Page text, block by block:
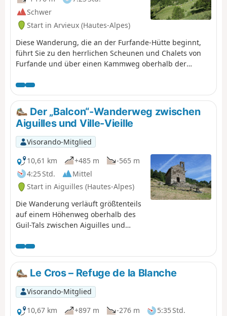
Schwer
Start in Arvieux (Hautes-Alpes)
Diese Wanderung, die an der Furfande-Hütte beginnt,
führt Sie zu den herrlichen Scheunen und Chalets von
Furfande und über einen Kammweg oberhalb der
und schließlich über einen Aufstieg vom Ort Les
Moullins im Arvieux-Tal nach Souliers.
Der „Balcon“-Wanderweg zwischen
Aiguilles und Ville-Vieille
Visorando-Mitglied
10,61 km
+485 m
-565 m
4:25 Std.
Mittel
Start in Aiguilles (Hautes-Alpes)
Die Wanderung verläuft größtenteils
auf einem Höhenweg oberhalb des
Guil-Tals zwischen Aiguilles und
empfiehlt sich der kostenlose
Shuttlebus, der zwischen Château-
Queyras und L’Échalp verkehrt.
Le Cros – Refuge de la Blanche
Visorando-Mitglied
10,67 km
+897 m -276 m
5:35 Std.